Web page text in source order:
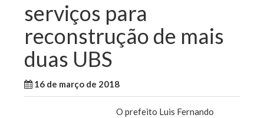
serviços para
reconstrução de mais
duas UBS
16 de março de 2018
O prefeito Luis Fernando